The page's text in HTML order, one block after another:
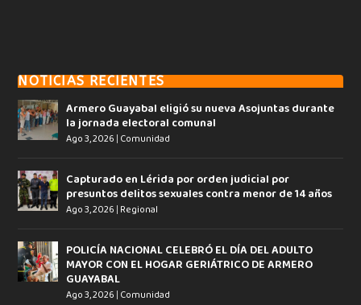
NOTICIAS RECIENTES
Armero Guayabal eligió su nueva Asojuntas durante
la jornada electoral comunal
Ago 3, 2026 | Comunidad
Capturado en Lérida por orden judicial por
presuntos delitos sexuales contra menor de 14 años
Ago 3, 2026 | Regional
POLICÍA NACIONAL CELEBRÓ EL DÍA DEL ADULTO
MAYOR CON EL HOGAR GERIÁTRICO DE ARMERO
GUAYABAL
Ago 3, 2026 | Comunidad